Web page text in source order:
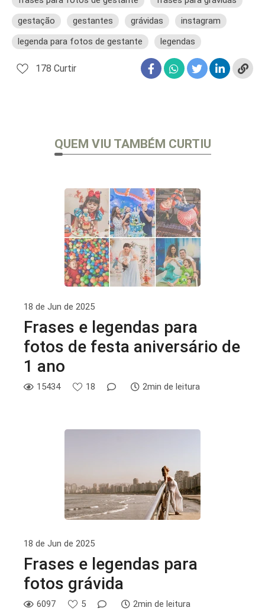
gestação
gestantes grávidas
instagram
legenda para fotos de gestante
legendas
178 Curtir
QUEM VIU TAMBÉM CURTIU
18 de Jun de 2025
Frases e legendas para
fotos de festa aniversário de
1 ano
15434 18 2min de leitura
18 de Jun de 2025
Frases e legendas para
fotos grávida
6097 5 2min de leitura